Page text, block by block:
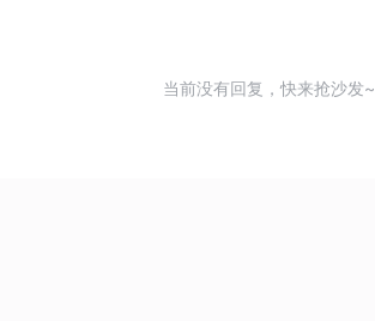
当前没有回复，快来抢沙发~